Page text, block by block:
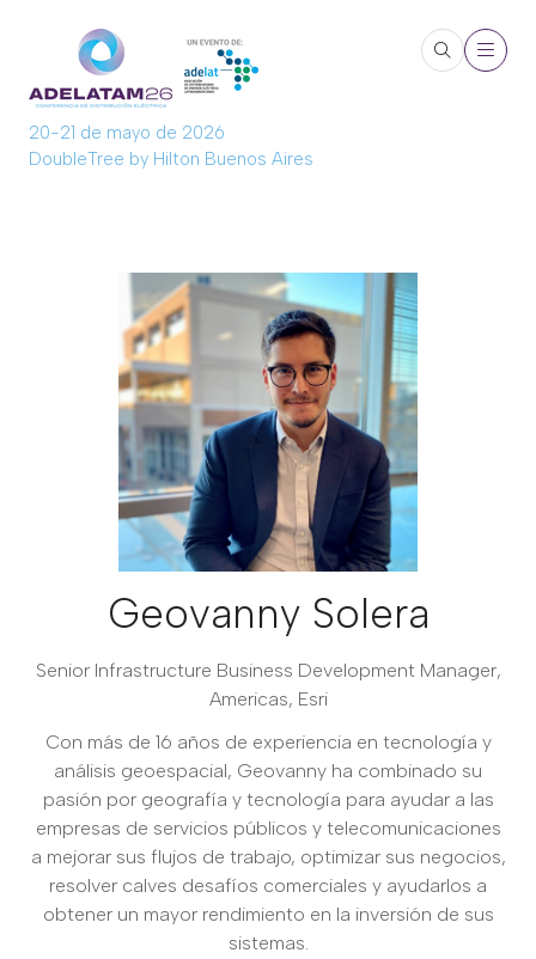
20-21 de mayo de 2026
DoubleTree by Hilton Buenos Aires
Geovanny Solera
Senior Infrastructure Business Development Manager,
Americas, Esri
Con más de 16 años de experiencia en tecnología y
análisis geoespacial, Geovanny ha combinado su
pasión por geografía y tecnología para ayudar a las
empresas de servicios públicos y telecomunicaciones
a mejorar sus flujos de trabajo, optimizar sus negocios,
resolver calves desafíos comerciales y ayudarlos a
obtener un mayor rendimiento en la inversión de sus
sistemas.